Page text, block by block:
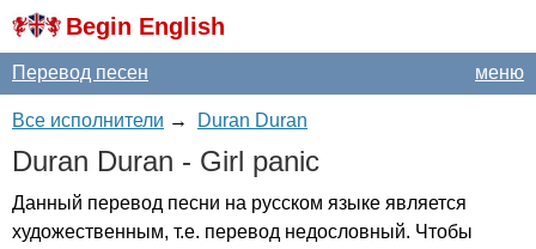
Begin English
меню
Перевод песен
Все исполнители → Duran Duran
Duran Duran - Girl panic
Данный перевод песни на русском языке является
художественным, т.е. перевод недословный. Чтобы